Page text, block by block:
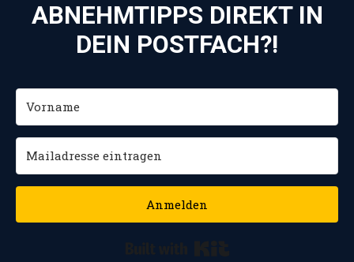
ABNEHMTIPPS DIREKT IN
DEIN POSTFACH?!
Anmelden